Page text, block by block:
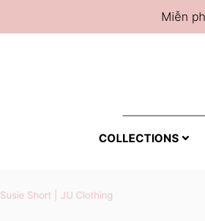
Miễn
COLLECTIONS
Susie Short | JU Clothing